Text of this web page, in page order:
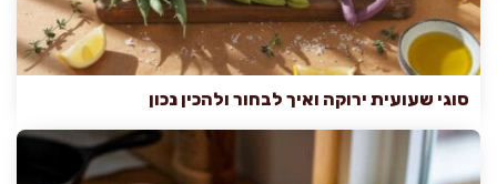
סוגי שעועית ירוקה ואיך לבחור ולהכין נכון